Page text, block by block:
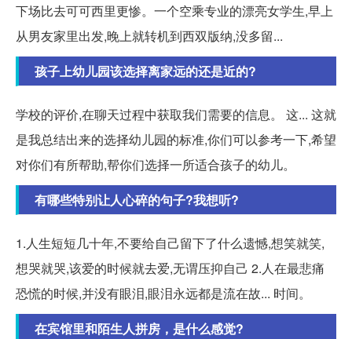
下场比去可可西里更惨。一个空乘专业的漂亮女学生,早上
从男友家里出发,晚上就转机到西双版纳,没多留...
孩子上幼儿园该选择离家远的还是近的?
学校的评价,在聊天过程中获取我们需要的信息。 这... 这就
是我总结出来的选择幼儿园的标准,你们可以参考一下,希望
对你们有所帮助,帮你们选择一所适合孩子的幼儿。
有哪些特别让人心碎的句子?我想听?
1.人生短短几十年,不要给自己留下了什么遗憾,想笑就笑,
想哭就哭,该爱的时候就去爱,无谓压抑自己 2.人在最悲痛
恐慌的时候,并没有眼泪,眼泪永远都是流在故... 时间。
在宾馆里和陌生人拼房，是什么感觉?